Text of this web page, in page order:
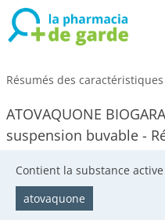
Résumés des caractéristiques
ATOVAQUONE
suspension buvable -
Contient la substance active
atovaquone